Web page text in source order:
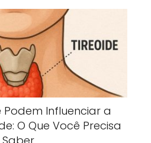
Podem Influenciar a
O Que Você Precisa